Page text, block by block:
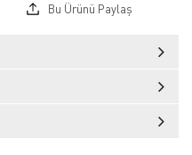
Bu Ürünü Paylaş